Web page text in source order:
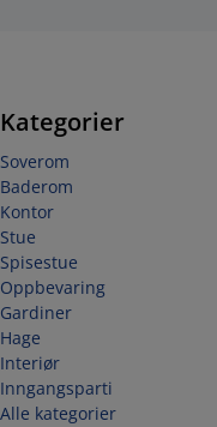
Kategorier
Soverom
Baderom
Kontor
Stue
Spisestue
Oppbevaring
Gardiner
Hage
Interiør
Inngangsparti
Alle kategorier